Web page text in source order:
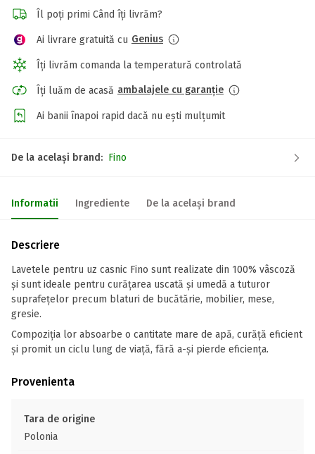
Îl poți primi Când îți livrăm?
Ai livrare gratuită cu Genius
Îți livrăm comanda la temperatură controlată
Îți luăm de acasă ambalajele cu garanție
Ai banii înapoi rapid dacă nu ești mulțumit
De la același brand: Fino
Informatii Ingrediente De la același brand
Descriere
Lavetele pentru uz casnic Fino sunt realizate din 100% vâscoză
și sunt ideale pentru curățarea uscată și umedă a tuturor
suprafețelor precum blaturi de bucătărie, mobilier, mese,
gresie.
Compoziția lor absoarbe o cantitate mare de apă, curăță eficient
și promit un ciclu lung de viață, fără a-și pierde eficiența.
Provenienta
Tara de origine
Polonia